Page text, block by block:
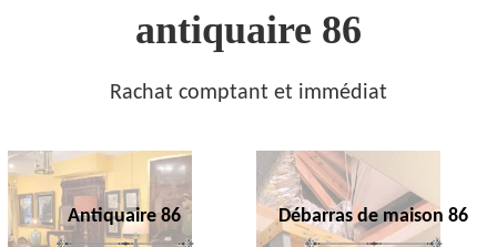
antiquaire 86
Rachat comptant et immédiat
Antiquaire 86 Débarras de maison 86